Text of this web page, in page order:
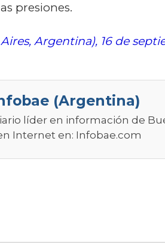
presiones.
Argentina), 16 de
(Argentina)
líder en información de
Internet en: Infobae.com